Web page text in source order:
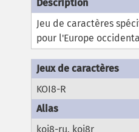
Jeu de caractères
pour l'Europe
KOI8-R
koi8-ru, koi8r